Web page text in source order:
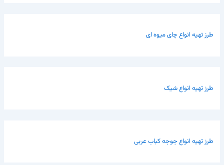
طرز تهیه انواع چای میوه ای
طرز تهیه انواع شیک
طرز تهیه انواع جوجه کباب عربی